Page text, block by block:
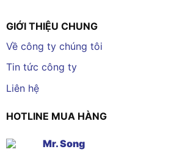
GIỚI THIỆU CHUNG
Về công ty chúng tôi
Tin tức công ty
Liên hệ
HOTLINE MUA HÀNG
Mr. Song